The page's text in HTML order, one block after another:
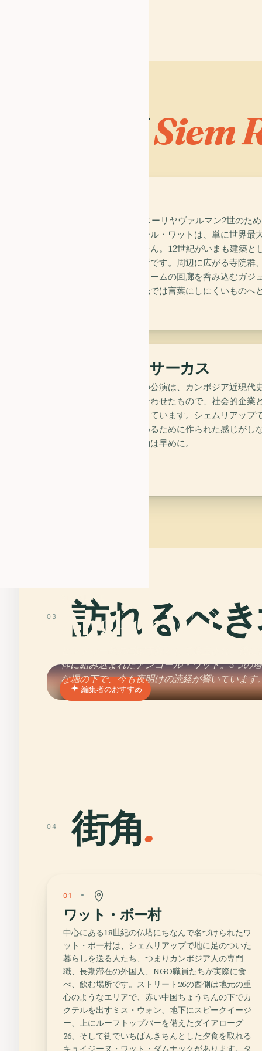
なぜSiem
1150年ごろ、スーリヤヴァルマン2世のた
に及ぶアンコール・ワットは、単に世界
けではありません。12世紀がいまも建築
感じられる場所です。周辺に広がる寺院群
から、タ・プロームの回廊を呑み込むガジ
で、日帰り観光では言葉にしにくいものへ
ファー・サーカス
ファーの毎夜の公演は、カンボジア近現代
バットを組み合わせたもので、社会的企
業生たちが担っています。シェムリアッ
に観光客を埋めるために作られた感じが
なります。予約は早めに。
03 訪れるべ
編集者のおすすめ
01 · PLACE
Angkor Wat
仰に組み込まれたアンコール・ワット。5つの
な堀の下で、今も夜明けの読経が響いています
04 街角.
01
ワット・ボー村
中心にある18世紀の仏塔にちなんで名づけられたワ
ット・ボー村は、シェムリアップで地に足のついた
暮らしを送る人たち、つまりカンボジア人の専門
職、長期滞在の外国人、NGO職員たちが実際に食
べ、飲む場所です。ストリート26の西側は地元の重
心のようなエリアで、赤い中国ちょうちんの下でカ
クテルを出すミス・ウォン、地下にスピークイージ
ー、上にルーフトップバーを備えたダイアローグ
26、そして街でいちばんきちんとした夕食を取れる
キュイジーヌ・ワット・ダムナックがあります。タ